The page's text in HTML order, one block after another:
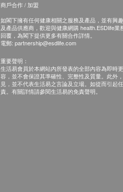
商戶合作 / 加盟
如閣下擁有任何健康相關之服務及產品，並有興
及產品供應商，歡迎與健康網購 health.ESDlife
回覆，為閣下提供更多有關合作詳情。
電郵: partnership@esdlife.com
重要聲明：
生活易會員於本網站內所發表的全部內容為即時
容，並不會保證其準確性、完整性及質量。此外
見，並不代表生活易之言論及立場。如從而引起
責。有關詳情請參閱生活易的免責聲明。